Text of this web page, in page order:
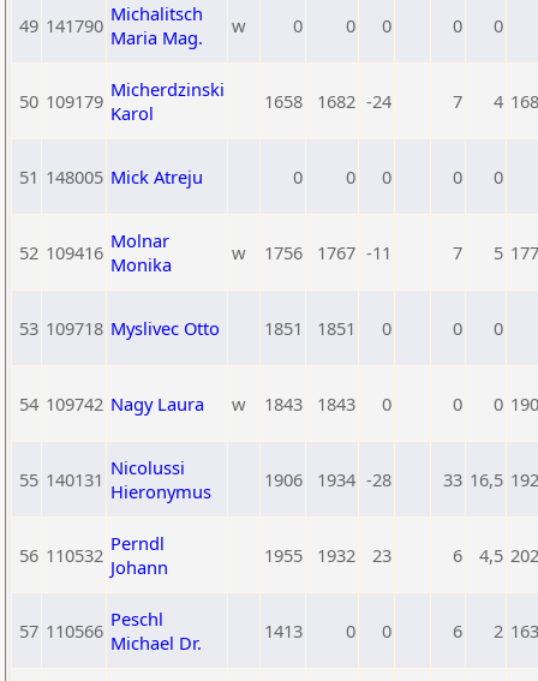
49 141790 Michalitsch
Maria Mag.
w 0 0 0 0 0
50 109179 Micherdzinski
Karol
1658 1682 -24 7 4
51 148005 Mick Atreju 0 0 0 0 0
52 109416 Molnar
Monika
w 1756 1767 -11 7 5
53 109718 Myslivec Otto 1851 1851 0 0 0
54 109742 Nagy Laura w 1843 1843 0 0 0
55 140131 Nicolussi
Hieronymus
1906 1934 -28 33 16,5
56 110532 Perndl
Johann
1955 1932 23 6 4,5
57 110566 Peschl
Michael Dr.
1413 0 0 6 2